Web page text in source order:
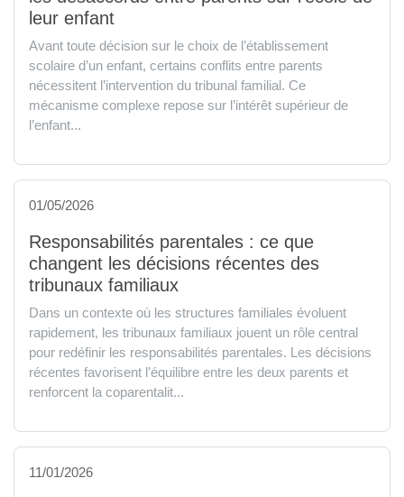
leur enfant
Avant toute décision sur le choix de l’établissement
scolaire d’un enfant, certains conflits entre parents
nécessitent l’intervention du tribunal familial. Ce
mécanisme complexe repose sur l’intérêt supérieur de
l’enfant...
01/05/2026
Responsabilités parentales : ce que
changent les décisions récentes des
tribunaux familiaux
Dans un contexte où les structures familiales évoluent
rapidement, les tribunaux familiaux jouent un rôle central
pour redéfinir les responsabilités parentales. Les décisions
récentes favorisent l’équilibre entre les deux parents et
renforcent la coparentalit...
11/01/2026